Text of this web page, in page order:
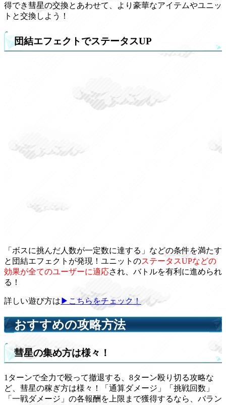
得でき彗星の交換とあわせて、より豪華なアイテムやユニッ
トと交換しよう！
団結エフェクトでステータスUP
「ボスに挑んだ人数が一定数に達する」などの条件を満たす
と団結エフェクトが発現！ユニットのステータスUPなどの
効果が全てのユーザーに適応され、バトルを有利に進められ
る！
詳しい遊び方は ▶こちらをチェック！
おすすめの攻略方法
彗星の集め方は様々！
1ターンで全力で殴って撤退する、8ターン殴り切る攻略な
ど、彗星の稼ぎ方は様々！「通算ダメージ」「挑戦回数」
「一戦ダメージ」の各報酬を上限まで獲得するなら、バラン